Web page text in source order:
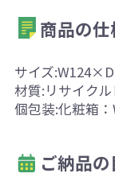
商品の仕
サイズ
材質:リサイク
個包装:化粧箱
ご納品